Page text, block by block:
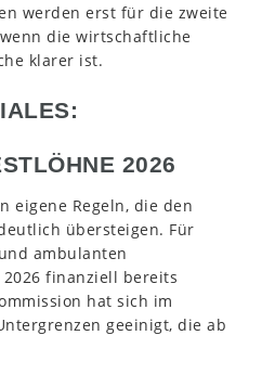
werden erst für die zweite
die wirtschaftliche
klarer ist.
2026
eigene Regeln, die den
übersteigen. Für
ambulanten
finanziell bereits
hat sich im
geeinigt, die ab